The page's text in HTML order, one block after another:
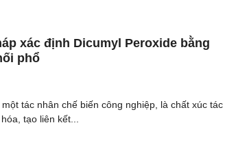
xác định Dicumyl Peroxide bằng
phổ
tác nhân chế biến công nghiệp, là chất xúc tác
tạo liên kết...